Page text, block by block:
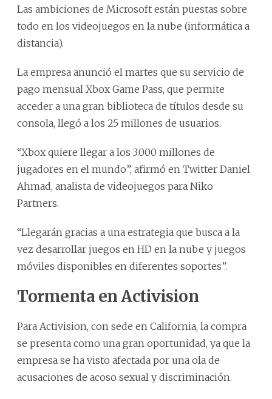
Las ambiciones de Microsoft están puestas sobre
todo en los videojuegos en la nube (informática a
distancia).
La empresa anunció el martes que su servicio de
pago mensual Xbox Game Pass, que permite
acceder a una gran biblioteca de títulos desde su
consola, llegó a los 25 millones de usuarios.
“Xbox quiere llegar a los 3.000 millones de
jugadores en el mundo”, afirmó en Twitter Daniel
Ahmad, analista de videojuegos para Niko
Partners.
“Llegarán gracias a una estrategia que busca a la
vez desarrollar juegos en HD en la nube y juegos
móviles disponibles en diferentes soportes”.
Tormenta en Activision
Para Activision, con sede en California, la compra
se presenta como una gran oportunidad, ya que la
empresa se ha visto afectada por una ola de
acusaciones de acoso sexual y discriminación.